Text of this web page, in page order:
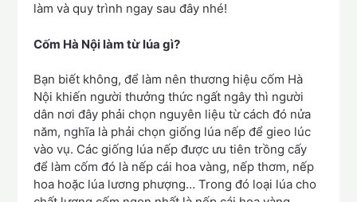
làm và quy trình ngay sau đây nhé!
Cốm Hà Nội làm từ lúa gì?
Bạn biết không, để làm nên thương hiệu cốm Hà
Nội khiến người thưởng thức ngất ngây thì người
dân nơi đây phải chọn nguyên liệu từ cách đó nửa
năm, nghĩa là phải chọn giống lúa nếp để gieo lúc
vào vụ. Các giống lúa nếp được ưu tiên trồng cấy
để làm cốm đó là nếp cái hoa vàng, nếp thơm, nếp
hoa hoặc lúa lương phượng… Trong đó loại lúa cho